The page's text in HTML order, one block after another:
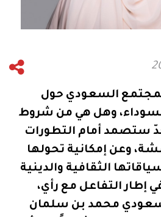
السعودي حول
وهل هي من شروط
ستصمد أمام التطورات
وعن إمكانية تحولها
الثقافية والدينية
إطار التفاعل مع رأي،
محمد بن سلمان